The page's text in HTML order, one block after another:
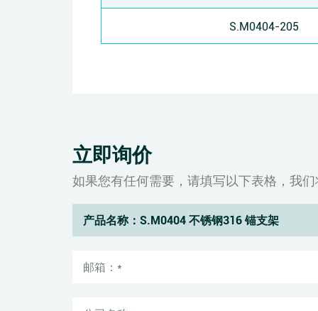
S.M0404-205
立即询价
如果您有任何需要，请填写以下表格，我